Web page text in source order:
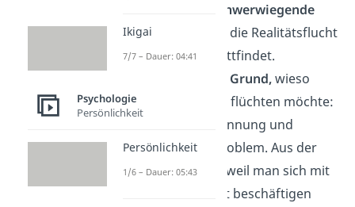
schwerwiegende
Folgenhaben, wenn die Realitätsflucht
im Übermäßigen stattfindet.
Grund,wieso
man aus der Realität flüchten möchte:
Als Mittel zur Entspannung und
Auszeit ist es kein Problem. Aus der
Realität zu flüchten, weil man sich mit
den Problemen nicht beschäftigen
Ikigai
7/7 – Dauer: 04:41
Psychologie
Persönlichkeit
Persönlichkeit
1/6 – Dauer: 05:43